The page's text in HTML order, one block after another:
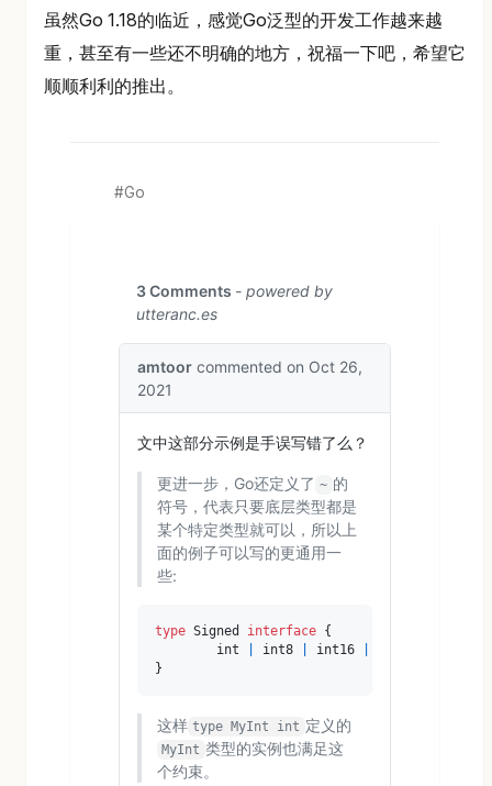
虽然Go 1.18的临近，感觉Go泛型的开发工作越来越
重，甚至有一些还不明确的地方，祝福一下吧，希望它
顺顺利利的推出。
Go